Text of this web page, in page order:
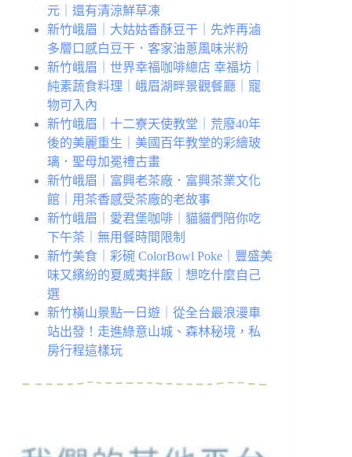
元｜還有清涼鮮草凍
新竹峨眉｜大姑姑香酥豆干｜先炸再滷
多層口感白豆干．客家油蔥風味米粉
新竹峨眉｜世界幸福咖啡總店 幸福坊｜
純素蔬食料理｜峨眉湖畔景觀餐廳｜寵
物可入內
新竹峨眉｜十二寮天使教堂｜荒廢40年
後的美麗重生｜美國百年教堂的彩繪玻
璃．聖母加冕禮古畫
新竹峨眉｜富興老茶廠．富興茶業文化
館｜用茶香感受茶廠的老故事
新竹峨眉｜愛君堡咖啡｜貓貓們陪你吃
下午茶｜無用餐時間限制
新竹美食｜彩碗 ColorBowl Poke｜豐盛美
味又繽紛的夏威夷拌飯｜想吃什麼自己
選
新竹橫山景點一日遊｜從全台最浪漫車
站出發！走進綠意山城、森林秘境，私
房行程這樣玩